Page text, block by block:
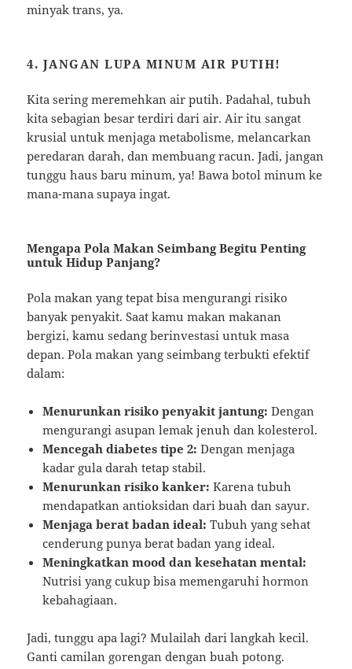
minyak trans, ya.
4. JANGAN LUPA MINUM AIR PUTIH!
Kita sering meremehkan air putih. Padahal, tubuh
kita sebagian besar terdiri dari air. Air itu sangat
krusial untuk menjaga metabolisme, melancarkan
peredaran darah, dan membuang racun. Jadi, jangan
tunggu haus baru minum, ya! Bawa botol minum ke
mana-mana supaya ingat.
Mengapa Pola Makan Seimbang Begitu Penting
untuk Hidup Panjang?
Pola makan yang tepat bisa mengurangi risiko
banyak penyakit. Saat kamu makan makanan
bergizi, kamu sedang berinvestasi untuk masa
depan. Pola makan yang seimbang terbukti efektif
dalam:
Menurunkan risiko penyakit jantung: Dengan
mengurangi asupan lemak jenuh dan kolesterol.
Mencegah diabetes tipe 2: Dengan menjaga
kadar gula darah tetap stabil.
Menurunkan risiko kanker: Karena tubuh
mendapatkan antioksidan dari buah dan sayur.
Menjaga berat badan ideal: Tubuh yang sehat
cenderung punya berat badan yang ideal.
Meningkatkan mood dan kesehatan mental:
Nutrisi yang cukup bisa memengaruhi hormon
kebahagiaan.
Jadi, tunggu apa lagi? Mulailah dari langkah kecil.
Ganti camilan gorengan dengan buah potong.